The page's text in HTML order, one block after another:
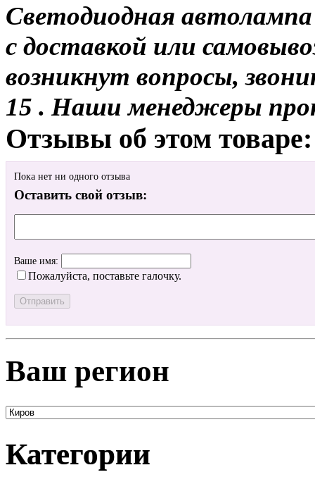
Светодиодная
с доставкой или
возникнут вопросы,
15 . Наши менеджеры
Отзывы об этом товаре:
Пока нет ни одного отзыва
Оставить свой отзыв:
Ваше имя:
Пожалуйста, поставьте галочку.
Ваш регион
Категории